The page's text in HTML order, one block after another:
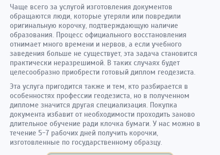
Чаще всего за услугой изготовления документов
обращаются люди, которые утеряли или повредили
оригинальную корочку, подтверждающую наличие
образования. Процесс официального восстановления
отнимает много времени и нервов, а если учебного
заведения больше не существует, эта задача становится
практически неразрешимой. В таких случаях будет
целесообразно приобрести готовый диплом геодезиста.
Эта услуга пригодится также и тем, кто разбирается в
особенностях профессии геодезиста, но в полученном
дипломе значится другая специализация. Покупка
документа избавит от необходимости проходить заново
длительное обучение ради клочка бумаги. У нас можно в
течение 5-7 рабочих дней получить корочки,
изготовленные по государственному образцу.